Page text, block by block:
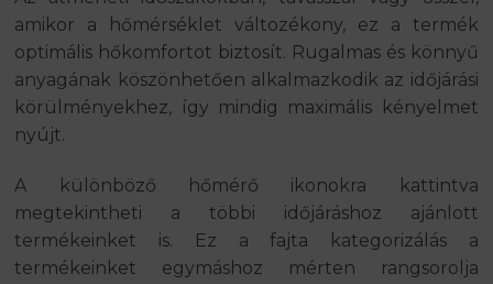
amikor a hőmérséklet változékony, ez a termék
optimális hőkomfortot biztosít. Rugalmas és könnyű
anyagának köszönhetően alkalmazkodik az időjárási
körülményekhez, így mindig maximális kényelmet
nyújt.
A különböző hőmérő ikonokra kattintva
megtekintheti a többi időjáráshoz ajánlott
termékeinket is. Ez a fajta kategorizálás a
termékeinket egymáshoz mérten rangsorolja